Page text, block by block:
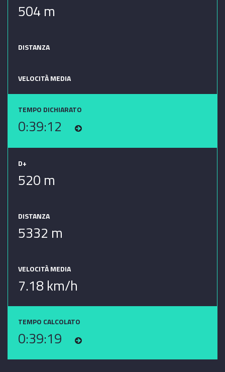
504 m
DISTANZA
VELOCITÀ MEDIA
TEMPO DICHIARATO
0:39:12
D+
520 m
DISTANZA
5332 m
VELOCITÀ MEDIA
7.18 km/h
TEMPO CALCOLATO
0:39:19